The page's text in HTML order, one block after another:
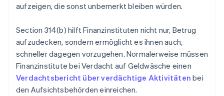
aufzeigen, die sonst unbemerkt bleiben würden.
Section 314(b) hilft Finanzinstituten nicht nur, Betrug
aufzudecken, sondern ermöglicht es ihnen auch,
schneller dagegen vorzugehen. Normalerweise müssen
Finanzinstitute bei Verdacht auf Geldwäsche einen
Verdachtsbericht über verdächtige Aktivitäten bei
den Aufsichtsbehörden einreichen.